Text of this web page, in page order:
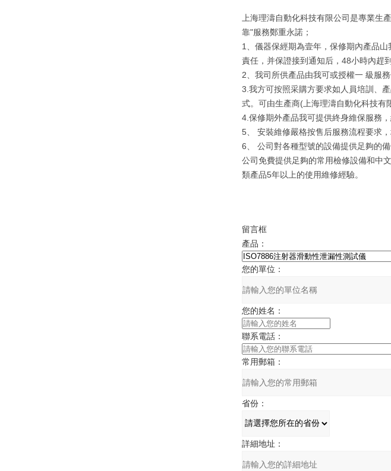
上海理濤自動化科技有限公司是專業
靠"服務鄭重永諾；
1、儀器保經期為壹年，保修期內產品
責任，并保證接到通知后，48小時內趕
2、我司所供產品由我可或授權一 級服
3.我方可按照采購方要求如人員培訓、
式。可由生產商(上海理濤自動化科技有
4.保修期外產品我可提供終身維保服務
5、 安裝維修嚴格按售后服務流程要求
6、 公司對各種型號的設備提供足夠的
公司免費提供足夠的常用檢修設備和中
類產品5年以上的使用維修經驗。
留言框
產品：
您的單位：
您的姓名：
聯系電話：
常用郵箱：
省份：
詳細地址：